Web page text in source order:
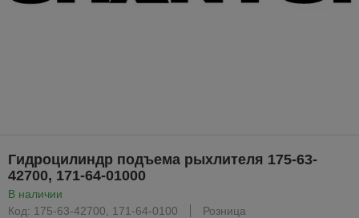
Гидроцилиндр подъема рыхлителя 175-63-
42700, 171-64-01000
В наличии
Код: 175-63-42700, 171-64-0100
Розница